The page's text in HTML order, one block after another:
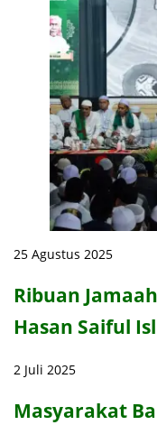
25 Agustus 2025
Ribuan
Hasan Saiful
2 Juli 2025
Masyarakat